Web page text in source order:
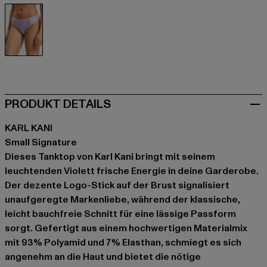
PRODUKT DETAILS
KARL KANI
Small Signature
Dieses Tanktop von Karl Kani bringt mit seinem
leuchtenden Violett frische Energie in deine Garderobe.
Der dezente Logo-Stick auf der Brust signalisiert
unaufgeregte Markenliebe, während der klassische,
leicht bauchfreie Schnitt für eine lässige Passform
sorgt. Gefertigt aus einem hochwertigen Materialmix
mit 93% Polyamid und 7% Elasthan, schmiegt es sich
angenehm an die Haut und bietet die nötige